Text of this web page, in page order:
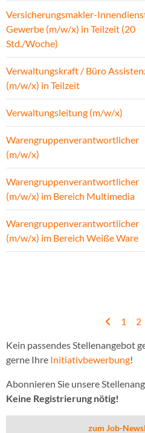
Versicherungsmakler-
Gewerbe (m/w/x) in Teilzeit (20
Std./Woche)
Verwaltungskraft / Büro
(m/w/x) in Teilzeit
Verwaltungsleitung (m/w/x)
Warengruppenverantwortlicher
(m/w/x)
Warengruppenverantwortlicher
(m/w/x) im Bereich Multimedia
Warengruppenverantwortlicher
(m/w/x) im Bereich Weiße Ware
1 2
Kein passendes Stellenangebot
gerne Ihre Initiativbewerbung!
Abonnieren Sie unsere
Keine Registrierung nötig!
zum Job-